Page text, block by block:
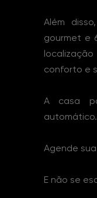
Além
gourmet e
conforto e
A casa
automático.
Agende
E não se